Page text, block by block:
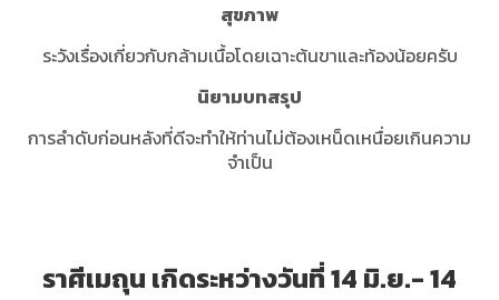
สุขภาพ
ระวังเรื่องเกี่ยวกับกล้ามเนื้อโดยเฉาะต้นขาและท้องน้อยครับ
นิยามบทสรุป
การลำดับก่อนหลังที่ดีจะทำให้ท่านไม่ต้องเหน็ดเหนื่อยเกินความ
จำเป็น
ราศีเมถุน เกิดระหว่างวันที่ 14 มิ.ย.- 14